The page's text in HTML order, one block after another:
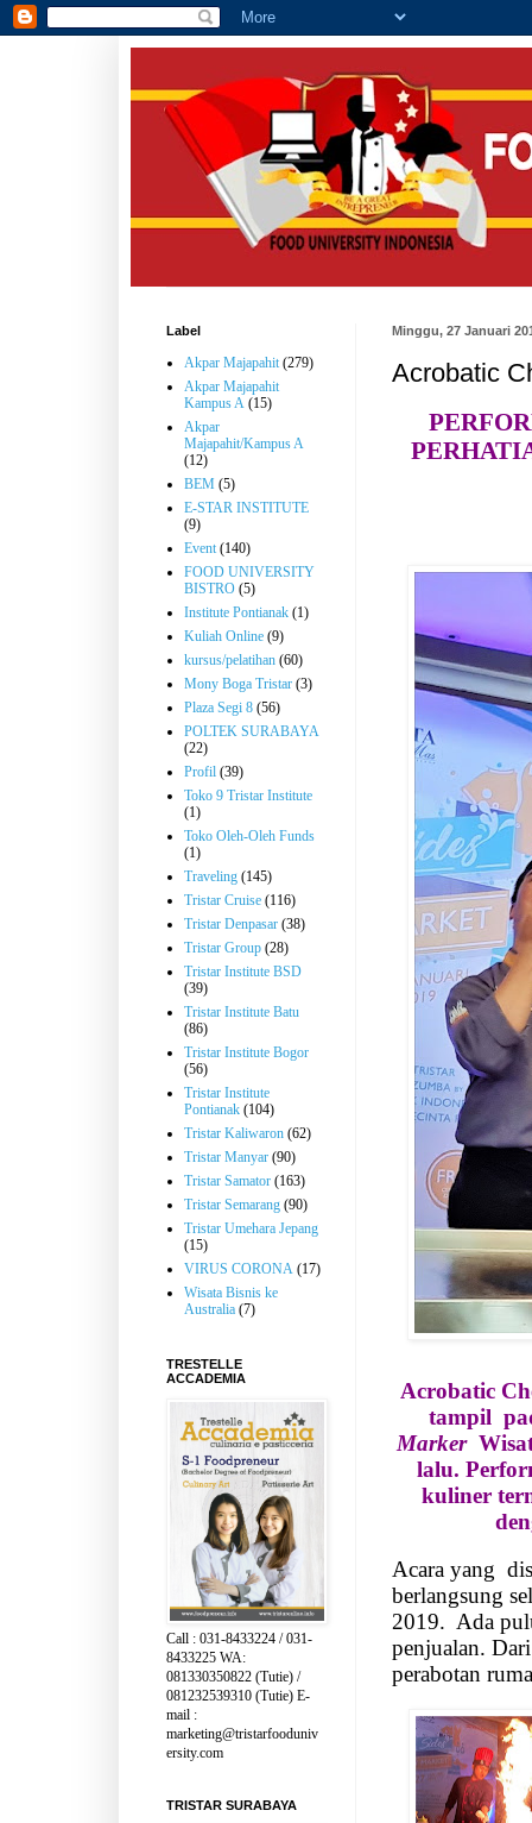
Minggu, 27 Januari
Acrobatic
Acrobatic
tampil
Marker
lalu.
kuliner
Acara yang
berlangsung
2019. Ada
penjualan.
perabotan
Label
Akpar Majapahit (279)
Akpar Majapahit
Kampus A (15)
Akpar
Majapahit/Kampus A
(12)
BEM (5)
E-STAR INSTITUTE
(9)
Event (140)
FOOD UNIVERSITY
BISTRO (5)
Institute Pontianak (1)
Kuliah Online (9)
kursus/pelatihan (60)
Mony Boga Tristar (3)
Plaza Segi 8 (56)
POLTEK SURABAYA
(22)
Profil (39)
Toko 9 Tristar Institute
(1)
Toko Oleh-Oleh Funds
(1)
Traveling (145)
Tristar Cruise (116)
Tristar Denpasar (38)
Tristar Group (28)
Tristar Institute BSD
(39)
Tristar Institute Batu
(86)
Tristar Institute Bogor
(56)
Tristar Institute
Pontianak (104)
Tristar Kaliwaron (62)
Tristar Manyar (90)
Tristar Samator (163)
Tristar Semarang (90)
Tristar Umehara Jepang
(15)
VIRUS CORONA (17)
Wisata Bisnis ke
Australia (7)
TRESTELLE
ACCADEMIA
Call : 031-8433224 / 031-
8433225 WA:
081330350822 (Tutie) /
081232539310 (Tutie) E-
mail :
marketing@tristarfooduniv
ersity.com
TRISTAR SURABAYA